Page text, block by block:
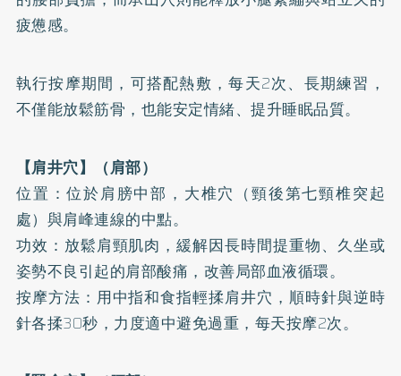
疲憊感。
執行按摩期間，可搭配熱敷，每天2次、長期練習，
不僅能放鬆筋骨，也能安定情緒、提升睡眠品質。
【肩井穴】（肩部）
位置：位於肩膀中部，大椎穴（頸後第七頸椎突起
處）與肩峰連線的中點。
功效：放鬆肩頸肌肉，緩解因長時間提重物、久坐或
姿勢不良引起的肩部酸痛，改善局部血液循環。
按摩方法：用中指和食指輕揉肩井穴，順時針與逆時
針各揉30秒，力度適中避免過重，每天按摩2次。